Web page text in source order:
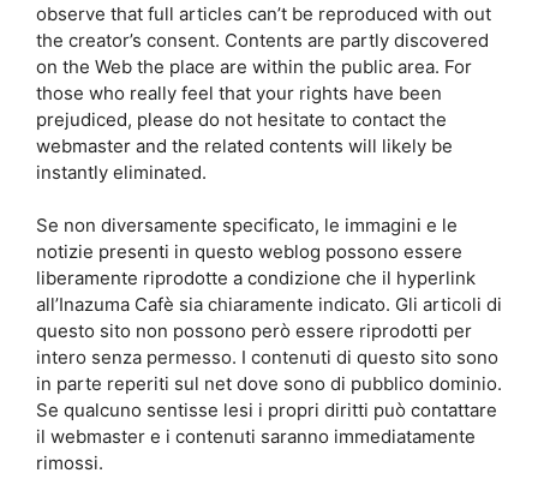
observe that full articles can’t be reproduced with out
the creator’s consent. Contents are partly discovered
on the Web the place are within the public area. For
those who really feel that your rights have been
prejudiced, please do not hesitate to contact the
webmaster and the related contents will likely be
instantly eliminated.
Se non diversamente specificato, le immagini e le
notizie presenti in questo weblog possono essere
liberamente riprodotte a condizione che il hyperlink
all’Inazuma Cafè sia chiaramente indicato. Gli articoli di
questo sito non possono però essere riprodotti per
intero senza permesso. I contenuti di questo sito sono
in parte reperiti sul net dove sono di pubblico dominio.
Se qualcuno sentisse lesi i propri diritti può contattare
il webmaster e i contenuti saranno immediatamente
rimossi.